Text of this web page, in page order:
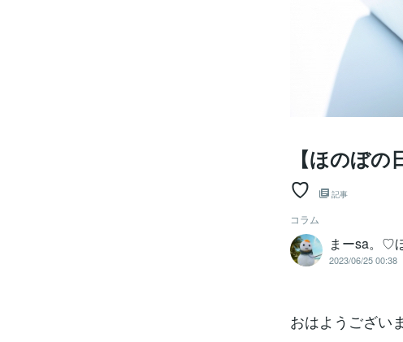
【ほのぼ
♡
記事
コラム
まーsa。♡
2023/06/25 00:38
おはようござい